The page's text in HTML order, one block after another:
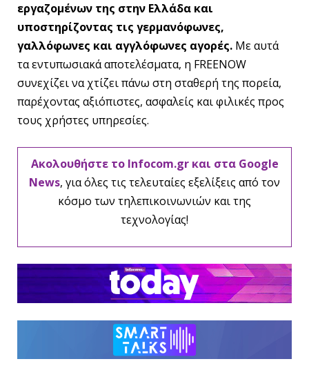
εργαζομένων της στην Ελλάδα και
υποστηρίζοντας τις γερμανόφωνες,
γαλλόφωνες και αγγλόφωνες αγορές. Με αυτά
τα εντυπωσιακά αποτελέσματα, η FREENOW
συνεχίζει να χτίζει πάνω στη σταθερή της πορεία,
παρέχοντας αξιόπιστες, ασφαλείς και φιλικές προς
τους χρήστες υπηρεσίες.
Ακολουθήστε το Infocom.gr και στα Google
News, για όλες τις τελευταίες εξελίξεις από τον
κόσμο των τηλεπικοινωνιών και της
τεχνολογίας!